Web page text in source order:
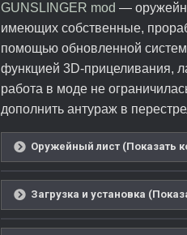
GUNSLINGER mod —
имеющих собственные,
помощью обновленной
функцией 3D-прицеливания,
работа в моде не
дополнить антураж в
Оружейный лист (Показать
Загрузка и установка